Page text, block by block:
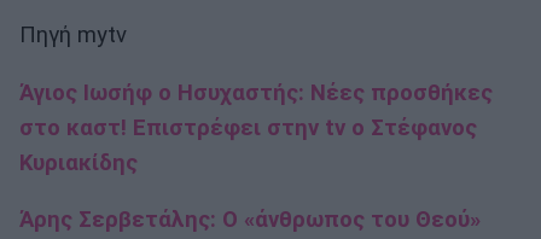
Πηγή mytv
Άγιος Ιωσήφ ο Ησυχαστής: Νέες προσθήκες
στο καστ! Επιστρέφει στην tv o Στέφανος
Κυριακίδης
Άρης Σερβετάλης: Ο «άνθρωπος του Θεού»